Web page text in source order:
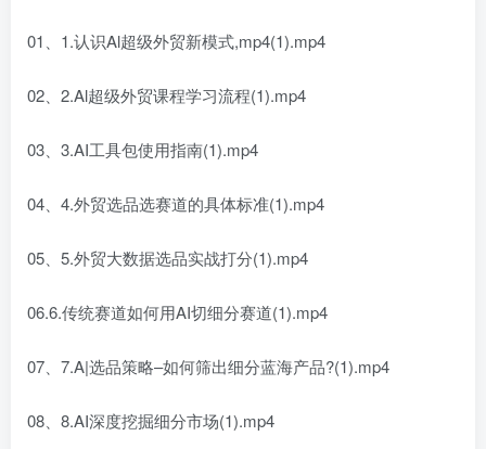
01、1.认识Al超级外贸新模式,mp4(1).mp4
02、2.Al超级外贸课程学习流程(1).mp4
03、3.AI工具包使用指南(1).mp4
04、4.外贸选品选赛道的具体标准(1).mp4
05、5.外贸大数据选品实战打分(1).mp4
06.6.传统赛道如何用AI切细分赛道(1).mp4
07、7.A|选品策略–如何筛出细分蓝海产品?(1).mp4
08、8.AI深度挖掘细分市场(1).mp4